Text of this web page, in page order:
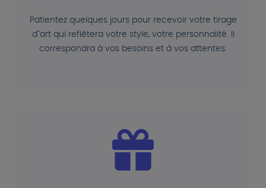
Patientez quelques jours pour recevoir votre tirage
d"art qui reflétera votre style, votre personnalité. Il
correspondra à vos besoins et à vos attentes.